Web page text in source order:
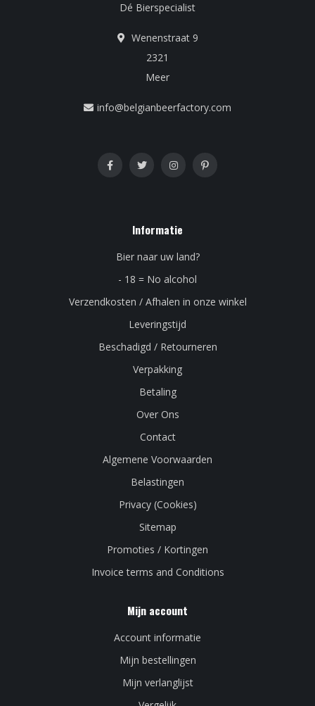
Dé Bierspecialist
Wenenstraat 9
2321
Meer
info@belgianbeerfactory.com
Informatie
Bier naar uw land?
- 18 = No alcohol
Verzendkosten / Afhalen in onze winkel
Leveringstijd
Beschadigd / Retourneren
Verpakking
Betaling
Over Ons
Contact
Algemene Voorwaarden
Belastingen
Privacy (Cookies)
Sitemap
Promoties / Kortingen
Invoice terms and Conditions
Mijn account
Account informatie
Mijn bestellingen
Mijn verlanglijst